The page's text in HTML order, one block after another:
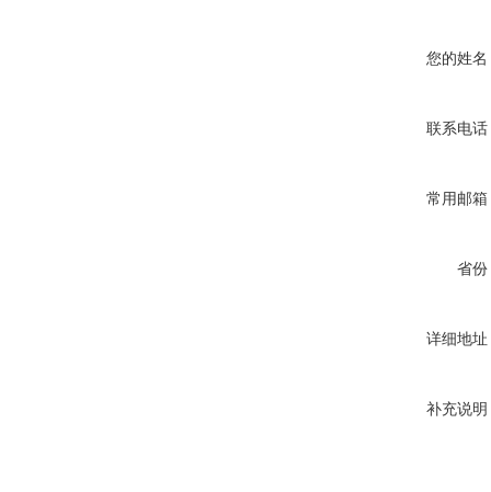
您的姓名
联系电话
常用邮箱
省份
详细地址
补充说明